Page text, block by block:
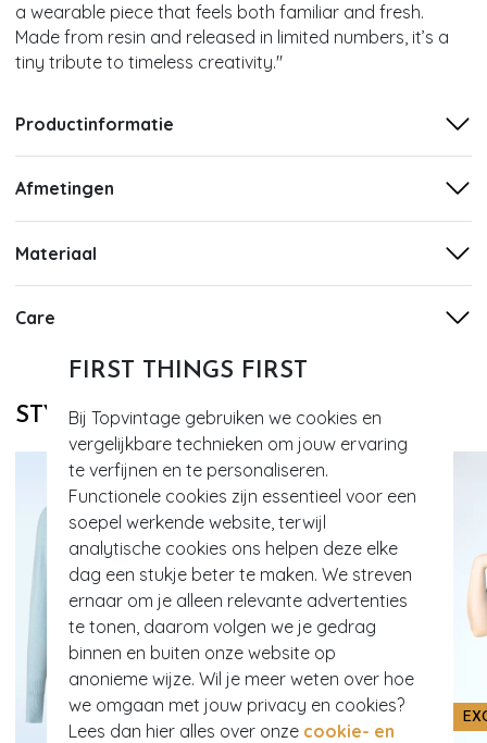
FIRST THINGS FIRST
Bij Topvintage gebruiken we cookies en
vergelijkbare technieken om jouw ervaring
te verfijnen en te personaliseren.
Functionele cookies zijn essentieel voor een
soepel werkende website, terwijl
analytische cookies ons helpen deze elke
dag een stukje beter te maken. We streven
ernaar om je alleen relevante advertenties
te tonen, daarom volgen we je gedrag
binnen en buiten onze website op
anonieme wijze. Wil je meer weten over hoe
we omgaan met jouw privacy en cookies?
Lees dan hier alles over onze cookie- en
a wearable piece that feels both familiar and fresh.
Made from resin and released in limited numbers, it’s a
tiny tribute to timeless creativity.''
Productinformatie
Afmetingen
Materiaal
Care
STYLE DIT MET
- 50%
EXCLUSIEF